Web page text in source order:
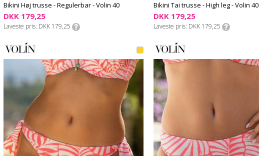
Bikini Høj trusse - Regulerbar - Volin 40
DKK 179,25
Laveste pris DKK 179,25
Bikini Tai trusse - High leg - Volin 40
DKK 179,25
Laveste pris DKK 179,25